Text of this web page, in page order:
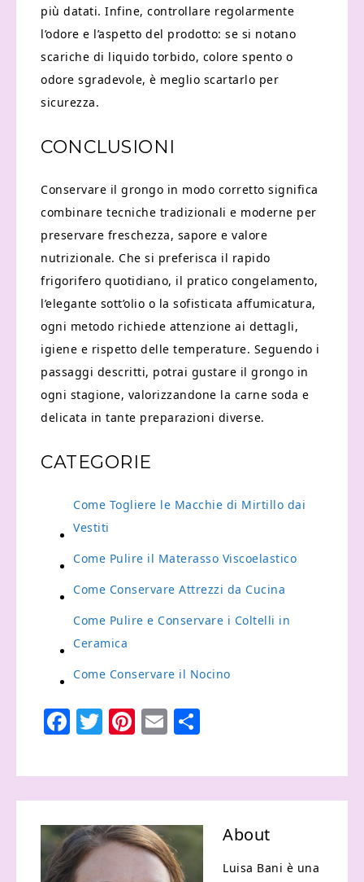
più datati. Infine, controllare regolarmente
l’odore e l’aspetto del prodotto: se si notano
scariche di liquido torbido, colore spento o
odore sgradevole, è meglio scartarlo per
sicurezza.
CONCLUSIONI
Conservare il grongo in modo corretto significa
combinare tecniche tradizionali e moderne per
preservare freschezza, sapore e valore
nutrizionale. Che si preferisca il rapido
frigorifero quotidiano, il pratico congelamento,
l’elegante sott’olio o la sofisticata affumicatura,
ogni metodo richiede attenzione ai dettagli,
igiene e rispetto delle temperature. Seguendo i
passaggi descritti, potrai gustare il grongo in
ogni stagione, valorizzandone la carne soda e
delicata in tante preparazioni diverse.
CATEGORIE
Come Togliere le Macchie di Mirtillo dai
Vestiti
Come Pulire il Materasso Viscoelastico
Come Conservare Attrezzi da Cucina
Come Pulire e Conservare i Coltelli in
Ceramica
Come Conservare il Nocino
Facebook
Twitter
Pinterest
Email
About
Luisa Bani è una